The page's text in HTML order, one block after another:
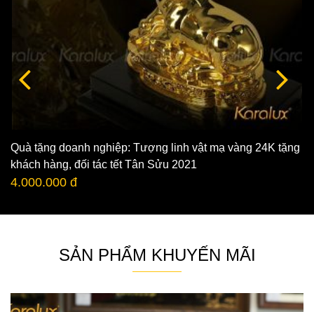
Quà tặng doanh nghiệp: Tượng linh vật mạ vàng 24K tặng
khách hàng, đối tác tết Tân Sửu 2021
4.000.000 đ
SẢN PHẨM KHUYẾN MÃI